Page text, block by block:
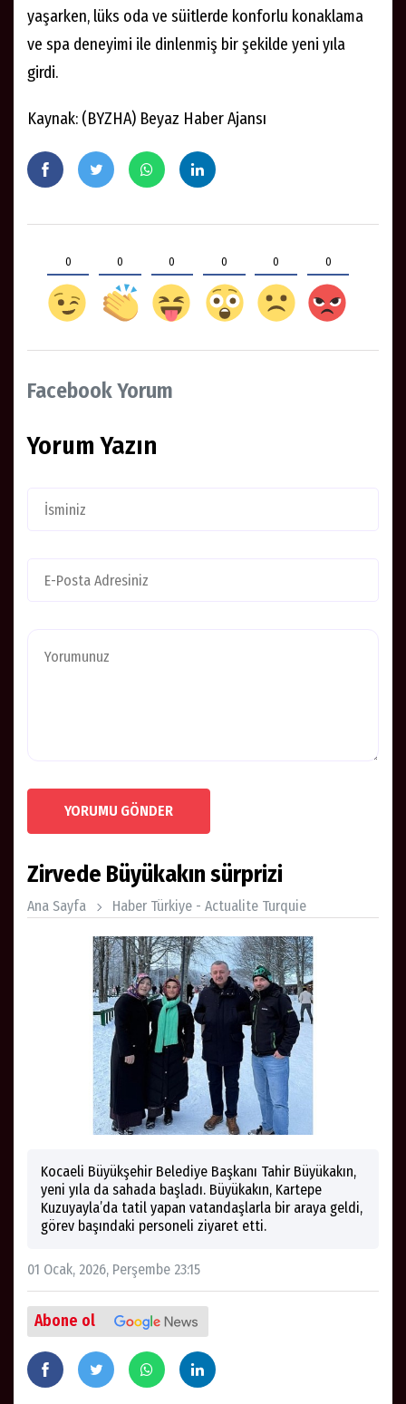
yaşarken, lüks oda ve süitlerde konforlu konaklama
ve spa deneyimi ile dinlenmiş bir şekilde yeni yıla
girdi.
Kaynak: (BYZHA) Beyaz Haber Ajansı
0 0 0 0 0 0
Facebook Yorum
Yorum Yazın
YORUMU GÖNDER
Zirvede Büyükakın sürprizi
Ana Sayfa Haber Türkiye - Actualite Turquie
Kocaeli Büyükşehir Belediye Başkanı Tahir Büyükakın,
yeni yıla da sahada başladı. Büyükakın, Kartepe
Kuzuyayla’da tatil yapan vatandaşlarla bir araya geldi,
görev başındaki personeli ziyaret etti.
01 Ocak, 2026, Perşembe 23:15
Abone ol